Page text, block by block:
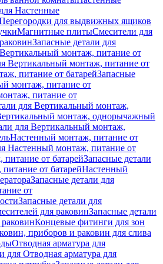
Настенные
для выдвижных ящиков
Магнитные плитыСмесители для
Запасные детали для
Вертикальный монтаж, питание от
Вертикальный монтаж, питание от
питание от батарейЗапасные
монтаж, питание от
питание от
для Вертикальный монтаж,
монтаж, однорычажный
для Вертикальный монтаж,
Настенный монтаж, питание от
Настенный монтаж, питание от
от батарейЗапасные детали
от батарейНастенный
Запасные детали для
от
Запасные детали для
для раковинЗапасные детали
Концевые фитинги для зон
приборов и раковин для слива
Отводная арматура для
для Отводная арматура для